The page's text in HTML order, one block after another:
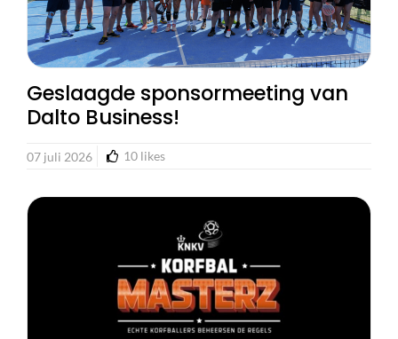
Geslaagde sponsormeeting van
Dalto Business!
07 juli 2026 10 likes